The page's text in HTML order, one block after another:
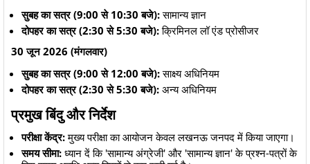
सुबह का सत्र (9:00 से 10:30 बजे):सामान्य ज्ञान
दोपहर का सत्र (2:30 से 5:30 बजे):क्रिमिनल लॉ एंड प्रोसीजर
30 जून 2026 (मंगलवार)
सुबह का सत्र (9:00 से 12:00 बजे):साक्ष्य अधिनियम
दोपहर का सत्र (2:30 से 5:30 बजे): अन्य अधिनियम
प्रमुख बिंदु और निर्देश
परीक्षा केंद्र:मुख्य परीक्षा का आयोजन केवल लखनऊ जनपद में किया जाएगा।
समय सीमा: ध्यान दें कि 'सामान्य अंग्रेजी' और 'सामान्य ज्ञान' के प्रश्न-पत्रों के